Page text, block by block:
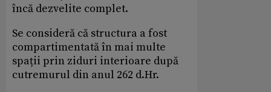
încă dezvelite complet.
Se consideră că structura a fost
compartimentată în mai multe
spații prin ziduri interioare după
cutremurul din anul 262 d.Hr.